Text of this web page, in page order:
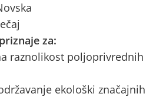
za:
raznolikost poljoprivrednih
ekološki značajnih